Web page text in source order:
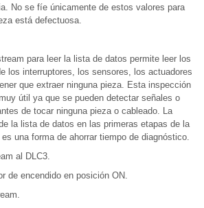
No se fíe únicamente de estos valores para
está defectuosa.
para leer la lista de datos permite leer los
los interruptores, los sensores, los actuadores
que extraer ninguna pieza. Esta inspección
útil ya que se pueden detectar señales o
de tocar ninguna pieza o cableado. La
la lista de datos en las primeras etapas de la
una forma de ahorrar tiempo de diagnóstico.
al DLC3.
de encendido en posición ON.